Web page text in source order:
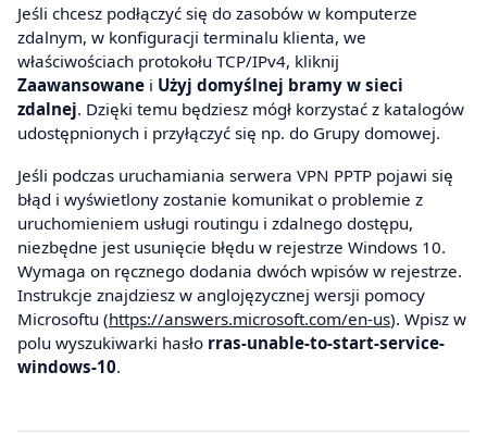
Jeśli chcesz podłączyć się do zasobów w komputerze
zdalnym, w konfiguracji terminalu klienta, we
właściwościach protokołu TCP/IPv4, kliknij
Zaawansowane i Użyj domyślnej bramy w sieci
zdalnej. Dzięki temu będziesz mógł korzystać z katalogów
udostępnionych i przyłączyć się np. do Grupy domowej.
Jeśli podczas uruchamiania serwera VPN PPTP pojawi się
błąd i wyświetlony zostanie komunikat o problemie z
uruchomieniem usługi routingu i zdalnego dostępu,
niezbędne jest usunięcie błędu w rejestrze Windows 10.
Wymaga on ręcznego dodania dwóch wpisów w rejestrze.
Instrukcje znajdziesz w anglojęzycznej wersji pomocy
Microsoftu (https://answers.microsoft.com/en-us). Wpisz w
polu wyszukiwarki hasło rras-unable-to-start-service-
windows-10.